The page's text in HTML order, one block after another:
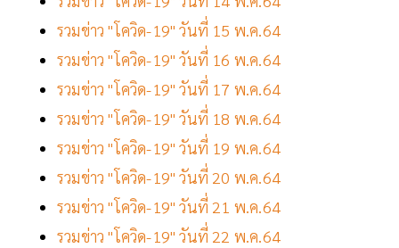
รวมข่าว "โควิด-19" วันที่ 15 พ.ค.64
รวมข่าว "โควิด-19" วันที่ 16 พ.ค.64
รวมข่าว "โควิด-19" วันที่ 17 พ.ค.64
รวมข่าว "โควิด-19" วันที่ 18 พ.ค.64
รวมข่าว "โควิด-19" วันที่ 19 พ.ค.64
รวมข่าว "โควิด-19" วันที่ 20 พ.ค.64
รวมข่าว "โควิด-19" วันที่ 21 พ.ค.64
รวมข่าว "โควิด-19" วันที่ 22 พ.ค.64